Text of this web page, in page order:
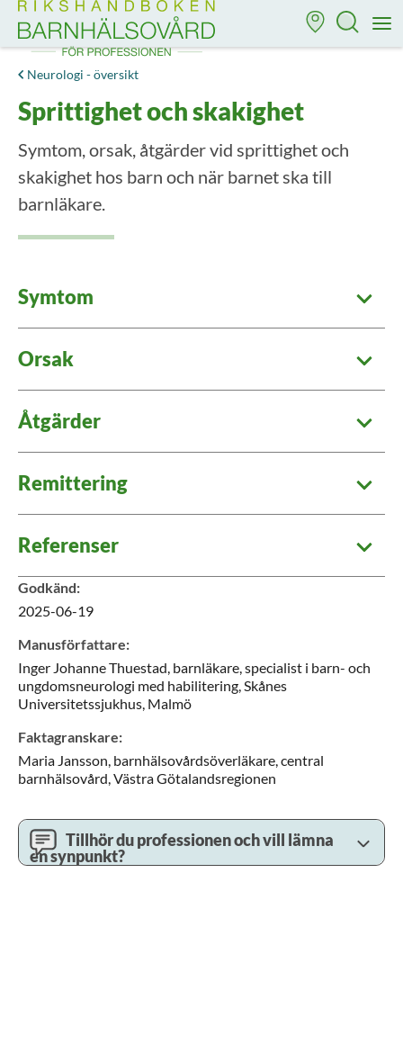
Till startsidan för Rikshandboken i barnhälsovård
Neurologi - översikt
Sprittighet och skakighet
Symtom, orsak, åtgärder vid sprittighet och
skakighet hos barn och när barnet ska till
barnläkare.
Symtom
Orsak
Åtgärder
Remittering
Referenser
Godkänd:
2025-06-19
Manusförfattare:
Inger JohanneThuestad, barnläkare, specialist i barn- och
ungdomsneurologi med habilitering,Skånes
Universitetssjukhus, Malmö
Faktagranskare:
Maria Jansson, barnhälsovårdsöverläkare,central
barnhälsovård,Västra Götalandsregionen
Tillhör du professionen och vill lämna
en synpunkt?